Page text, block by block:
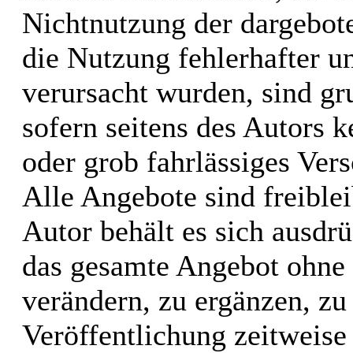
Nichtnutzung der
die Nutzung fehlerhafter
verursacht wurden, sind
sofern seitens des Autors
oder grob fahrlässiges
Alle Angebote sind
Autor behält es sich
das gesamte Angebot
verändern, zu ergänzen,
Veröffentlichung